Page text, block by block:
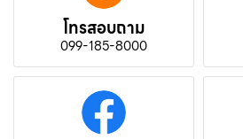
โทรสอบถาม
099-185-8000